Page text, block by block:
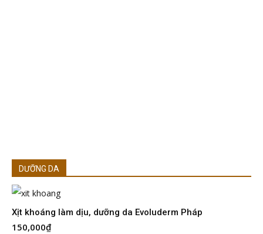
DƯỠNG DA
Xịt khoáng làm dịu, dưỡng da Evoluderm Pháp
150,000₫